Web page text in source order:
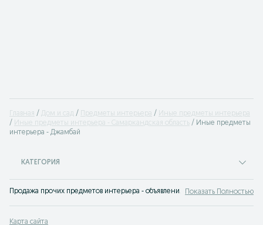
Главная Дом и сад Предметы интерьера
Иные предметы интерьера
Иные предметы интерьера - Самаркандская область
Иные предметы
интерьера - Джамбай
КАТЕГОРИЯ
Продажа прочих предметов интерьера - объявления на OLX.uz Джамбай
Показать Полностью
Карта сайта